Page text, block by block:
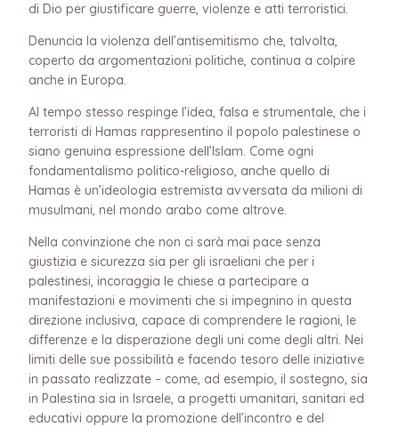
di Dio per giustificare guerre, violenze e atti terroristici.
Denuncia la violenza dell’antisemitismo che, talvolta,
coperto da argomentazioni politiche, continua a colpire
anche in Europa.
Al tempo stesso respinge l’idea, falsa e strumentale, che i
terroristi di Hamas rappresentino il popolo palestinese o
siano genuina espressione dell’Islam. Come ogni
fondamentalismo politico-religioso, anche quello di
Hamas è un’ideologia estremista avversata da milioni di
musulmani, nel mondo arabo come altrove.
Nella convinzione che non ci sarà mai pace senza
giustizia e sicurezza sia per gli israeliani che per i
palestinesi, incoraggia le chiese a partecipare a
manifestazioni e movimenti che si impegnino in questa
direzione inclusiva, capace di comprendere le ragioni, le
differenze e la disperazione degli uni come degli altri. Nei
limiti delle sue possibilità e facendo tesoro delle iniziative
in passato realizzate – come, ad esempio, il sostegno, sia
in Palestina sia in Israele, a progetti umanitari, sanitari ed
educativi oppure la promozione dell’incontro e del